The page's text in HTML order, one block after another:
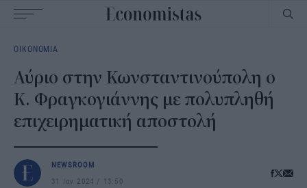
navigation
ΟΙΚΟΝΟΜΙΑ
Αύριο στην Κωνσταντινούπολη ο
Κ. Φραγκογιάννης με πολυπληθή
επιχειρηματική αποστολή
NEWSROOM
31 Ιαν 2024
13:50